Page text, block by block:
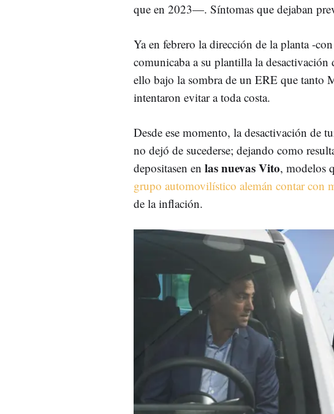
que en 2023—. Síntomas que dejaban
Ya en febrero la dirección de la planta -con
comunicaba a su plantilla la
ello bajo la sombra de un ERE que tanto
intentaron evitar a toda costa.
Desde ese momento, la desactivación de
no dejó de sucederse; dejando como
depositasen en las nuevas Vito, modelos
grupo automovilístico alemán contar con
de la inflación.